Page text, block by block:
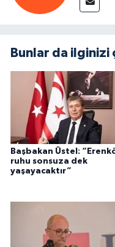
Bunlar da ilginizi
Başbakan Üstel:
ruhu sonsuza dek
yaşayacaktır”